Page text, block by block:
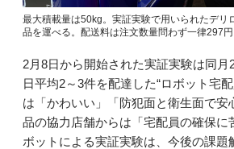
最大積載量は50kg。実証実験で用いられたデリ
品を運べる。配送料は注文数量問わず一律297円
2月8日から開始された実証実験は同月
日平均2～3件を配達した“ロボット宅
は「かわいい」「防犯面と衛生面で安
品の協力店舗からは「宅配員の確保に
ボットによる実証実験は、今後の課題